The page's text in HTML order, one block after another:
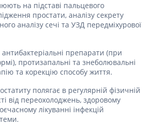
на підставі пальцевого
простати, аналізу секрету
аналізу сечі та УЗД передміхурової
препарати (при
протизапальні та знеболювальні
та корекцію способу життя.
полягає в регулярній фізичній
від переохолоджень, здоровому
лікуванні інфекцій